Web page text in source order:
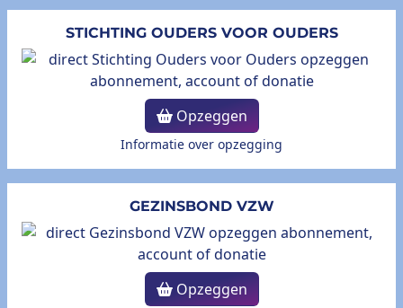
STICHTING OUDERS VOOR OUDERS
Opzeggen
Informatie over opzegging
GEZINSBOND VZW
Opzeggen